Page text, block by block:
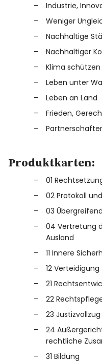
InfoIndustrie,
Weniger
Nachhaltige
Nachhaltiger
Klima schützen
Leben unter
Leben an Land
Frieden,
Produktkarten:
01
02 Protokoll
03
04 Vertretung
Ausland
11 Innere
12 Verteidigung
21
22
23 Justizvollzug
24
rechtliche
31 Bildung